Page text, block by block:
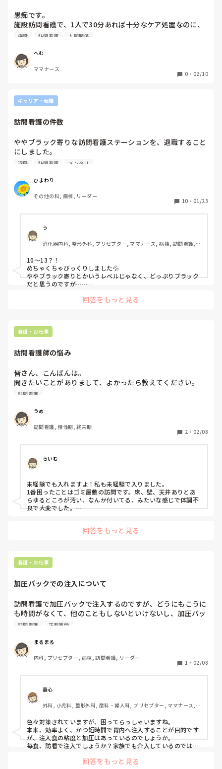
愚痴です。
施設訪問看護で、1人で30分あれば十分なケア処置なのに、
2人で訪問して複数訪問の加算とってる。医療依存度高い？
他のやる事必死で探す。ペアと息合わないと最悪の時間。
だいたい寝たきり気切、胃ろう、やる事一緒
今の状態の利用者に本当に2人必要なのか？十分すぎる看護
何かないかなぁーって探す毎日。
こうゆう所はスタッフ同士の愚痴言い合い。陰で自分も言わ
れてるのかと思うと怖い。そう考えると忙しい所では一致団
施設 訪問看護 人間関係
へむ
ママナース
0 ・ 02/10
キャリア・転職
訪問看護の件数
ややブラック寄りな訪問看護ステーションを、退職すること
にしました。
休憩時間は設けられていません。
記録は就業時間内に終わらず、自宅に持ち帰って行うことが
常態化しています。
報告書も、勤務時間内に作成する時間が取れず、自宅で対応
しています。
休みの日にも管理者から連絡が入り、
ケアマネジャーや医師への連絡対応を求められることがあ
実質的に休みでも仕事をしている状況です。
毎日10〜13件を回る勤務が続いており、
1日の訪問件数は5〜6件程度とのことでした。
その話を聞いた瞬間、
そんな件数でいいんだ…と心の中で思い、
思わず涙が出そうになりました。
今まで当たり前だと思っていた働き方が、
当たり前ではなかったのだと、その時初めて実感しました。
あとは管理者に伝えるだけです。
自分の心と体を守るための選択として、前に進もうと思いま
退職 訪問看護 メンタル
ひまわり
その他の科, 病棟, リーダー
10 ・ 01/23
う
消化器内科, 整形外科, プリセプター, ママナース, 病棟, 訪問看護,
10〜13？！
めちゃくちゃびっくりしました💦
ややブラック寄りとかいうレベルじゃなく、どっぷりブラック
だと思うのですが……
そこでやれていたなら次のところでは余裕をもってできること
退職の意思を伝えること、勇気がいることと思いますが、堂々
と伝えてください！！！(きっと過去にもたくさん同じ理由で辞
応援しています✨
回答をもっと見る
看護・お仕事
訪問看護師の悩み
皆さん、こんばんは。
聞きたいことがありまして、よかったら教えてください。
か？その時、どのような努力をしましたか？未経験でも入れ
ると思いますか？
訪問看護
うめ
訪問看護, 慢性期, 終末期
2 ・ 02/08
らいむ
未経験でも入れますよ！私も未経験で入りました。
1番困ったことはゴミ屋敷の訪問です。床、壁、天井ありとあ
らゆるところが汚い、なんか付いてる、みたいな感じで体調不
良で大変でした。
楽しみにすることくらいでした。笑
回答をもっと見る
看護・お仕事
加圧バックでの注入について
訪問看護で加圧バックで注入するのですが、どうにもこうに
も時間がなくて、他のこともしないといけないし、加圧バッ
クはすぐ止まるし。。
でもカテチで入れるのはいやとのことです。
加圧バックで早く入れる方法とかご存知でしょうか？
現在してること、栄養剤をしっかり混ぜる、温める、こまめ
訪問看護 正看護師
まるまる
内科, プリセプター, 病棟, 訪問看護, リーダー
1 ・ 02/08
華心
外科, 小児科, 整形外科, 産科・婦人科, プリセプター, ママナース,
析, 検診・健診
色々対策されていますが、困ってらっしゃいますね。
本来、効率よく、かつ短時間で胃内へ注入することが目的です
が、注入食の粘度と加圧はあっているのでしょうか。
毎食、訪看で注入でしょうか？家族でも介入しているのではあ
もいいと思いました。 回答をもっと見る